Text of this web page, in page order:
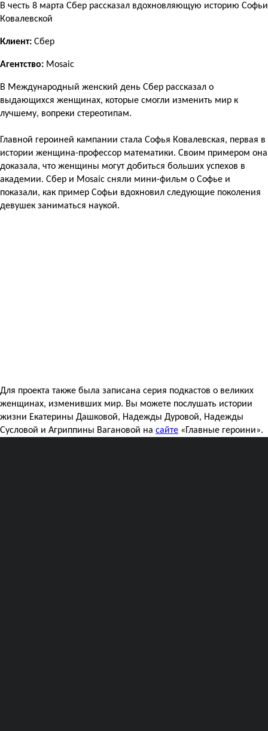
В честь 8 марта Сбер рассказал вдохновляющую историю Софьи
Ковалевской
Клиент: Сбер
Агентство: Mosaic
В Международный женский день Сбер рассказал о
выдающихся женщинах, которые смогли изменить мир к
лучшему, вопреки стереотипам.
Главной героиней кампании стала Софья Ковалевская, первая в
истории женщина-профессор математики. Своим примером она
доказала, что женщины могут добиться больших успехов в
академии. Сбер и Mosaic сняли мини-фильм о Софье и
показали, как пример Софьи вдохновил следующие поколения
девушек заниматься наукой.
Для проекта также была записана серия подкастов о великих
женщинах, изменивших мир. Вы можете послушать истории
жизни Екатерины Дашковой, Надежды Дуровой, Надежды
Сусловой и Агриппины Вагановой на сайте «Главные героини».